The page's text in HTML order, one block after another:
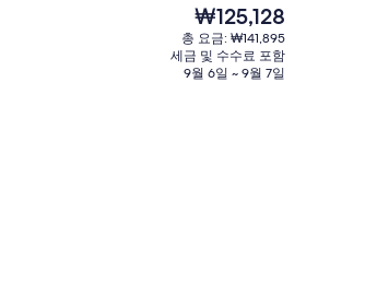
LCD TV, DVD 플레이어
현
재
가
격
₩125,128
총 요금: ₩141,895
세금 및 수수료 포함
9월 6일 ~ 9월 7일